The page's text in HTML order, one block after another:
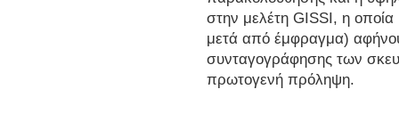
στην μελέτη GISSI, η
μετά από έμφραγμα)
συνταγογράφησης των
πρωτογενή πρόληψη.